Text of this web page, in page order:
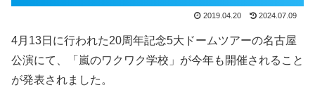
2019.04.20 2024.07.09
4月13日に行われた20周年記念5大ドームツアーの名古屋
公演にて、「嵐のワクワク学校」が今年も開催されること
が発表されました。